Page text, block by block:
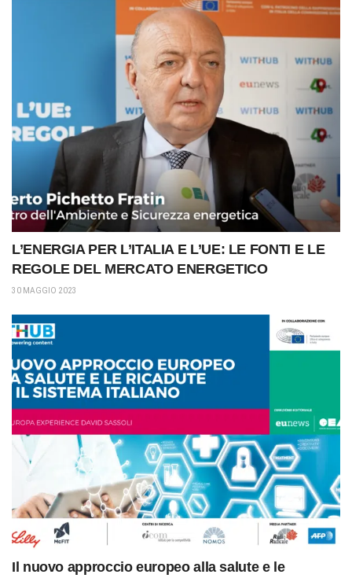
L’ENERGIA PER L’ITALIA E L’UE: LE FONTI E LE
REGOLE DEL MERCATO ENERGETICO
30 MAGGIO 2023
Il nuovo approccio europeo alla salute e le